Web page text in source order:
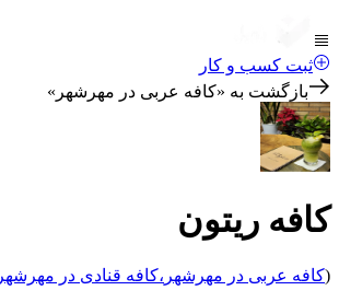
ثبت کسب و کار
بازگشت به «کافه عربی در مهرشهر »
کافه ریتون
(کافه عربی در مهرشهر ،کافه قنادی در مهرشهر